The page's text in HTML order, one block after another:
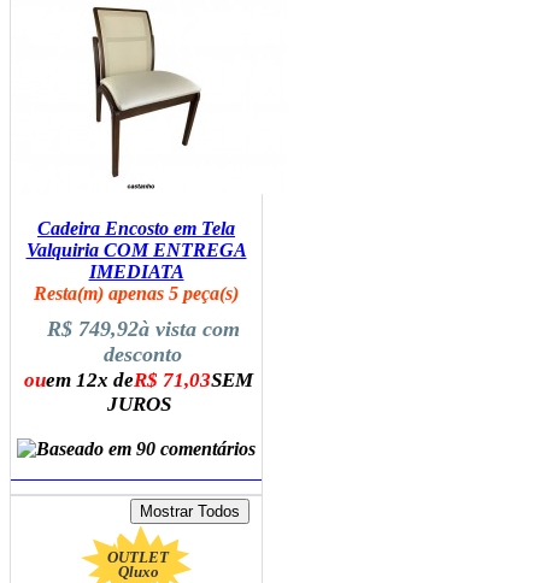
Cadeira Encosto em Tela
Valquiria COM ENTREGA
IMEDIATA
Resta(m) apenas 5 peça(s)
R$ 749,92à vista com
desconto
ouem 12x deR$ 71,03SEM
JUROS
OUTLET
Qluxo